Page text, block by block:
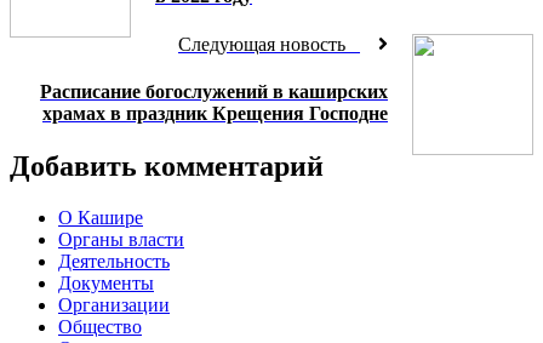
Следующая новость
Расписание богослужений в каширских
храмах в праздник Крещения Господне
Добавить комментарий
О Кашире
Органы власти
Деятельность
Документы
Организации
Общество